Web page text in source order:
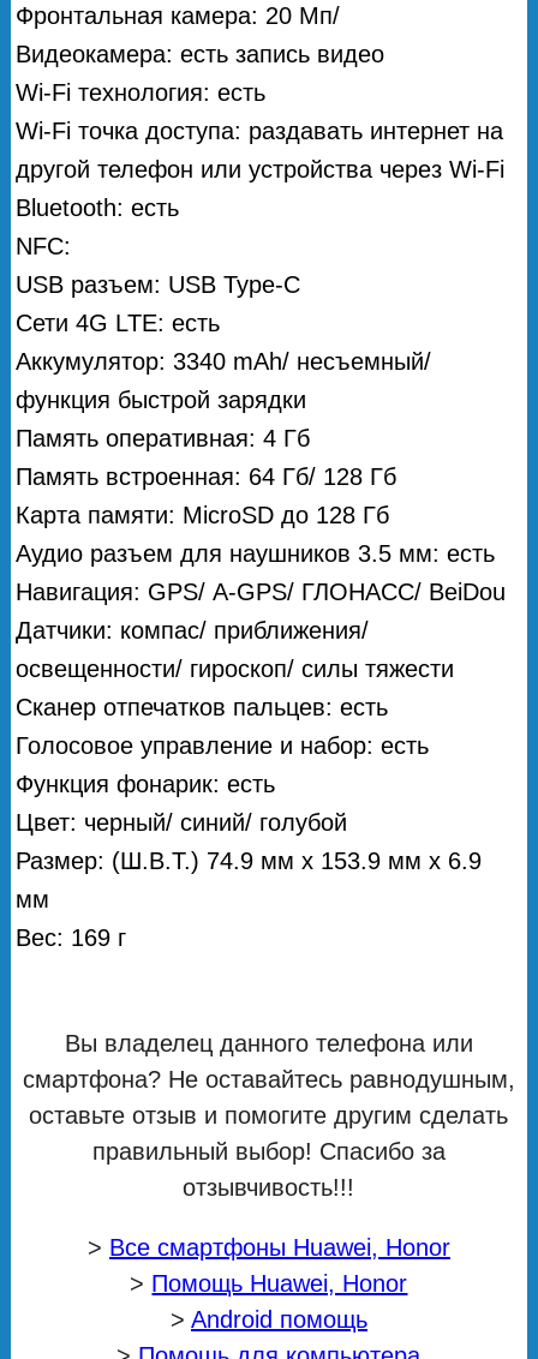
Фронтальная камера: 20 Мп/
Видеокамера: есть запись видео
Wi-Fi технология: есть
Wi-Fi точка доступа: раздавать интернет на
другой телефон или устройства через Wi-Fi
Bluetooth: есть
NFC:
USB разъем: USB Type-C
Сети 4G LTE: есть
Аккумулятор: 3340 mAh/ несъемный/
функция быстрой зарядки
Память оперативная: 4 Гб
Память встроенная: 64 Гб/ 128 Гб
Карта памяти: MicroSD до 128 Гб
Аудио разъем для наушников 3.5 мм: есть
Навигация: GPS/ А-GPS/ ГЛОНАСС/ BeiDou
Датчики: компас/ приближения/
освещенности/ гироскоп/ силы тяжести
Сканер отпечатков пальцев: есть
Голосовое управление и набор: есть
Функция фонарик: есть
Цвет: черный/ синий/ голубой
Размер: (Ш.В.Т.) 74.9 мм х 153.9 мм х 6.9
мм
Вес: 169 г
Вы владелец данного телефона или
смартфона? Не оставайтесь равнодушным,
оставьте отзыв и помогите другим сделать
правильный выбор! Спасибо за
отзывчивость!!!
> Все смартфоны Huawei, Honor
> Помощь Huawei, Honor
> Android помощь